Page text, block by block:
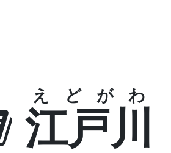
江戸川
えどがわ